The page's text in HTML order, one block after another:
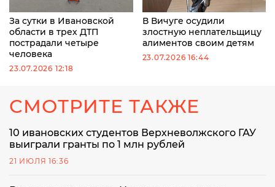
За сутки в Ивановской
области в трех ДТП
пострадали четыре
человека
23.07.2026 12:18
В Вичуге осудили
злостную неплательщицу
алиментов своим детям
23.07.2026 16:44
СМОТРИТЕ ТАКЖЕ
10 ивановских студентов Верхневолжского ГАУ
выиграли гранты по 1 млн рублей
21 ИЮЛЯ 16:36